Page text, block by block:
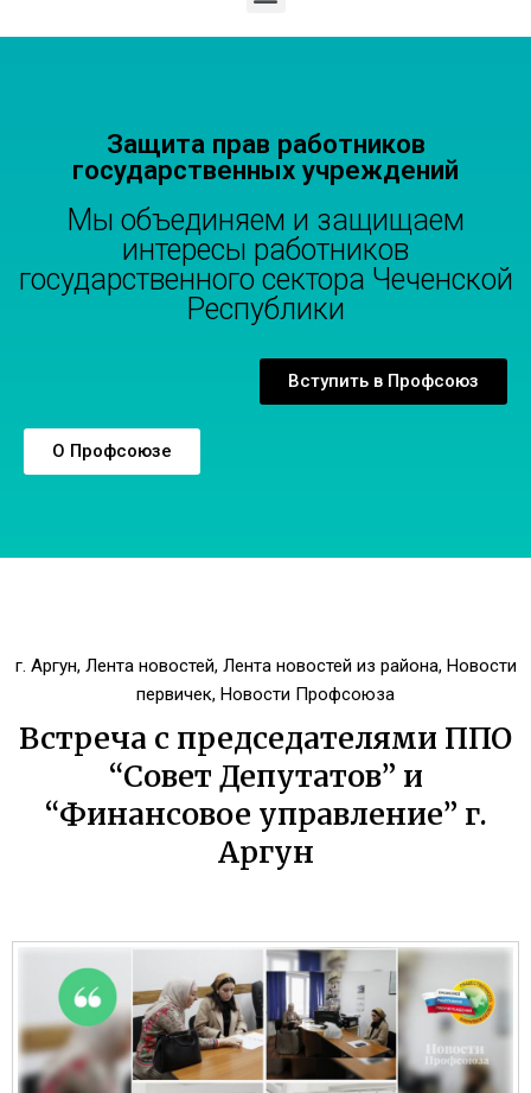
Защита прав работников
государственных учреждений
Мы объединяем и защищаем
интересы работников
государственного сектора Чеченской
Республики
Вступить в Профсоюз
О Профсоюзе
г. Аргун, Лента новостей, Лента новостей из района, Новости
первичек, Новости Профсоюза
Встреча с председателями ППО
“Совет Депутатов” и
“Финансовое управление” г.
Аргун